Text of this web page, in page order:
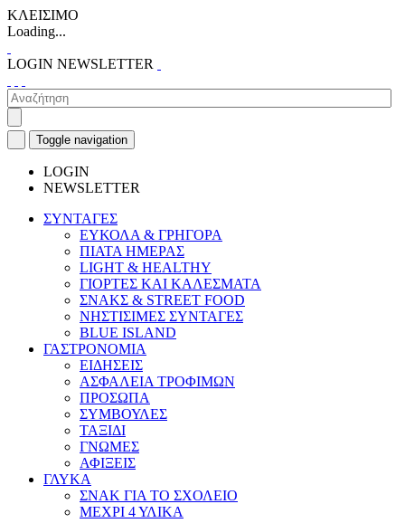
ΚΛΕΙΣΙΜΟ
Loading...
LOGIN NEWSLETTER
Toggle navigation
LOGIN
NEWSLETTER
ΣΥΝΤΑΓΕΣ
ΕΥΚΟΛΑ & ΓΡΗΓΟΡΑ
ΠΙΑΤΑ ΗΜΕΡΑΣ
LIGHT & HEALTHY
ΓΙΟΡΤΕΣ ΚΑΙ ΚΑΛΕΣΜΑΤΑ
ΣΝΑΚΣ & STREET FOOD
ΝΗΣΤΙΣΙΜΕΣ ΣΥΝΤΑΓΕΣ
BLUE ISLAND
ΓΑΣΤΡΟΝΟΜΙΑ
ΕΙΔΗΣΕΙΣ
ΑΣΦΑΛΕΙΑ ΤΡΟΦΙΜΩΝ
ΠΡΟΣΩΠΑ
ΣΥΜΒΟΥΛΕΣ
ΤΑΞΙΔΙ
ΓΝΩΜΕΣ
ΑΦΙΞΕΙΣ
ΓΛΥΚΑ
ΣΝΑΚ ΓΙΑ ΤΟ ΣΧΟΛΕΙΟ
ΜΕΧΡΙ 4 ΥΛΙΚΑ